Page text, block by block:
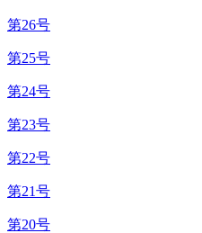
第26号
第25号
第24号
第23号
第22号
第21号
第20号